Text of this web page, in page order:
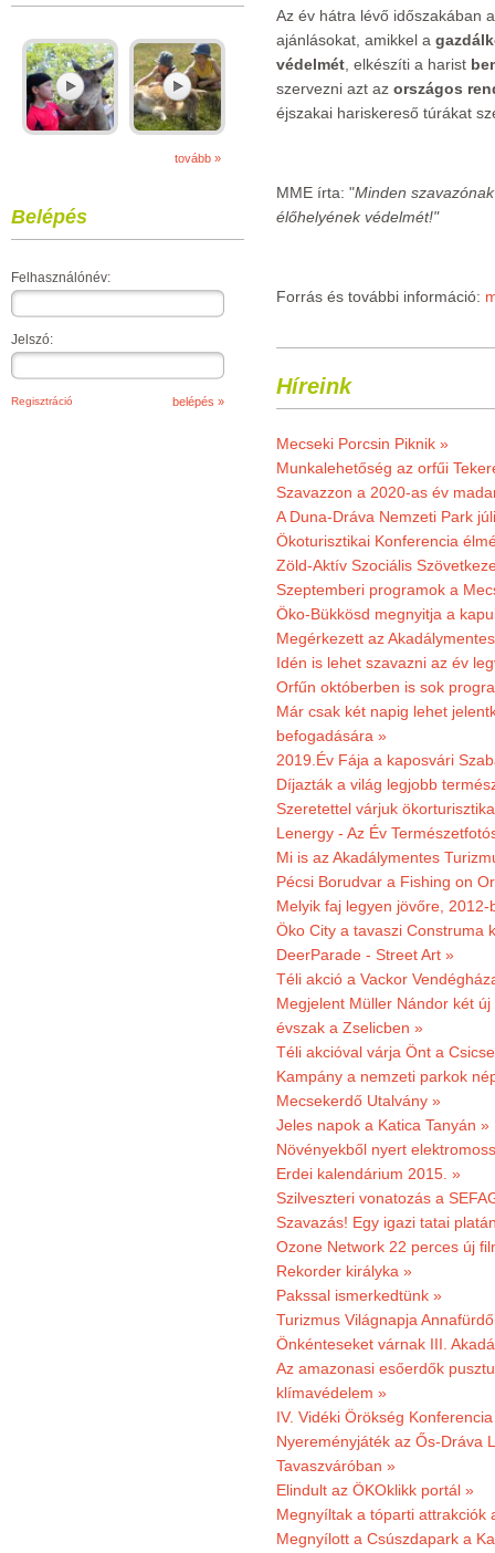
tovább »
Belépés
Felhasználónév:
Jelszó:
Regisztráció
Az év hátra lévő időszakában
ajánlásokat, amikkel a
védelmét , elkészíti a harist
szervezni azt az országos
éjszakai hariskereső túrákat
MME írta: "Minden
élőhelyének védelmét!"
Forrás és további információ:
Híreink
Mecseki Porcsin Piknik »
Munkalehetőség az orfűi
Szavazzon a 2020-as év
A Duna-Dráva Nemzeti Park
Ökoturisztikai Konferencia
Zöld-Aktív Szociális
Szeptemberi programok a
Öko-Bükkösd megnyitja a
Megérkezett az
Idén is lehet szavazni az év
Orfűn októberben is sok
Már csak két napig lehet
befogadására »
2019.Év Fája a kaposvári
Díjazták a világ legjobb
Szeretettel várjuk
Lenergy - Az Év
Mi is az Akadálymentes
Pécsi Borudvar a Fishing on
Melyik faj legyen jövőre,
Öko City a tavaszi Construma
DeerParade - Street Art »
Téli akció a Vackor
Megjelent Müller Nándor két
évszak a Zselicben »
Téli akcióval várja Önt a
Kampány a nemzeti parkok
Mecsekerdő Utalvány »
Jeles napok a Katica Tanyán »
Növényekből nyert
Erdei kalendárium 2015. »
Szilveszteri vonatozás a
Szavazás! Egy igazi tatai
Ozone Network 22 perces új
Rekorder királyka »
Pakssal ismerkedtünk »
Turizmus Világnapja
Önkénteseket várnak III.
Az amazonasi esőerdők
klímavédelem »
IV. Vidéki Örökség
Nyereményjáték az Ős-Dráva
Tavaszváróban »
Elindult az ÖKOklikk portál »
Megnyíltak a tóparti attrakciók
Megnyílott a Csúszdapark a